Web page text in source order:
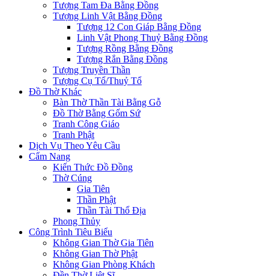
Tượng Tam Đa Bằng Đồng
Tượng Linh Vật Bằng Đồng
Tượng 12 Con Giáp Bằng Đồng
Linh Vật Phong Thuỷ Bằng Đồng
Tượng Rồng Bằng Đồng
Tượng Rắn Bằng Đồng
Tượng Truyền Thần
Tượng Cụ Tổ/Thuỷ Tổ
Đồ Thờ Khác
Bàn Thờ Thần Tài Bằng Gỗ
Đồ Thờ Bằng Gốm Sứ
Tranh Công Giáo
Tranh Phật
Dịch Vụ Theo Yêu Cầu
Cẩm Nang
Kiến Thức Đồ Đồng
Thờ Cúng
Gia Tiên
Thần Phật
Thần Tài Thổ Địa
Phong Thủy
Công Trình Tiêu Biểu
Không Gian Thờ Gia Tiên
Không Gian Thờ Phật
Không Gian Phòng Khách